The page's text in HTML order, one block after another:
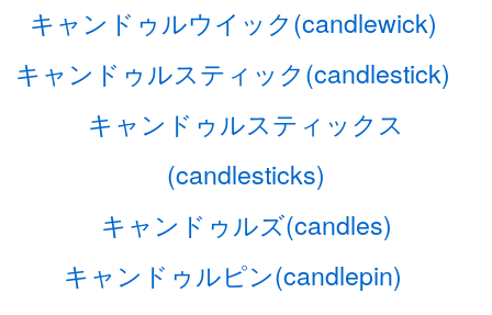
キャンドゥルウイック(candlewick)
キャンドゥルスティック(candlestick)
キャンドゥルスティックス
(candlesticks)
キャンドゥルズ(candles)
キャンドゥルピン(candlepin)